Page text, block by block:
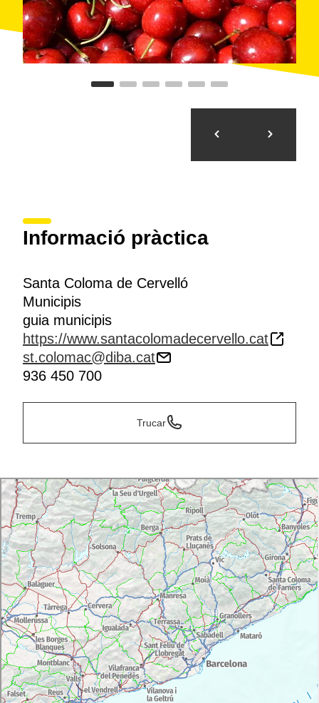
Informació pràctica
Santa Coloma de Cervelló
Municipis
guia municipis
https://www.santacolomadecervello.cat
st.colomac@diba.cat
936 450 700
Trucar